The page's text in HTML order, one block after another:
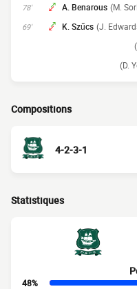
78' A. Benarous (M.
69' K. Szűcs (J.
(D.
Compositions
4-2-3-1
Statistiques
48%